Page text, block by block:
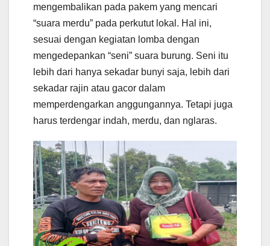
mengembalikan pada pakem yang mencari
“suara merdu” pada perkutut lokal. Hal ini,
sesuai dengan kegiatan lomba dengan
mengedepankan “seni” suara burung. Seni itu
lebih dari hanya sekadar bunyi saja, lebih dari
sekadar rajin atau gacor dalam
memperdengarkan anggungannya. Tetapi juga
harus terdengar indah, merdu, dan nglaras.